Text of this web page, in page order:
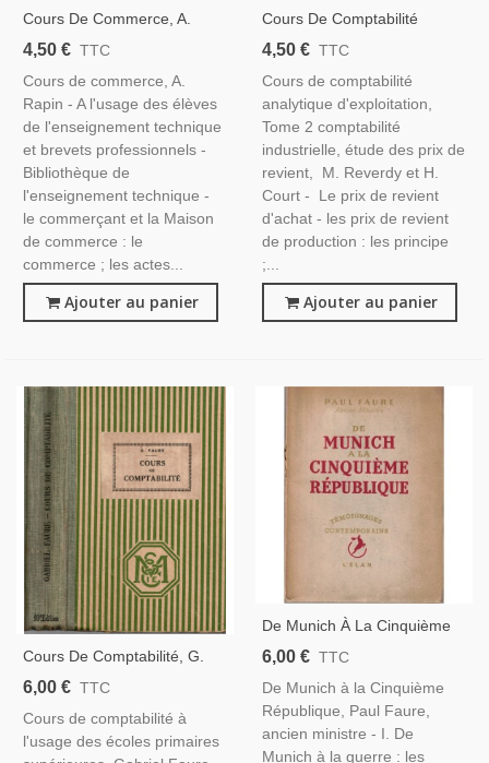
Cours De Commerce, A.
Rapin, 1965 - Droit
4,50 € TTC
Cours de commerce, A.
Rapin - A l'usage des élèves
de l'enseignement technique
et brevets professionnels -
Bibliothèque de
l'enseignement technique -
le commerçant et la Maison
de commerce : le
commerce ; les actes...
Ajouter au panier
Cours De Comptabilité
Analytique D'exploitation, T2
Reverdy Et Court, 1954, -
Droit Commercial,
4,50 € TTC
Cours de comptabilité
analytique d'exploitation,
Tome 2 comptabilité
industrielle, étude des prix de
revient, M. Reverdy et H.
Court - Le prix de revient
d'achat - les prix de revient
de production : les principe
;...
Ajouter au panier
Cours De Comptabilité, G.
Faure 1935 - Droit
6,00 € TTC
Cours de comptabilité à
l'usage des écoles primaires
De Munich À La Cinquième
République, Paul Faure,
Manuels Droit Constitutionnel
6,00 € TTC
De Munich à la Cinquième
République, Paul Faure,
ancien ministre - I. De
Munich à la guerre : les